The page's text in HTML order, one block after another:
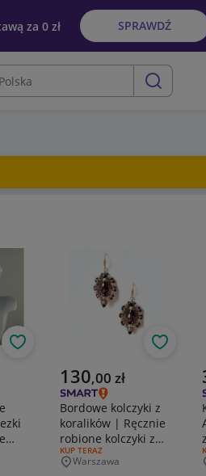
za 0 zł SPRAWDŹ
szukaj
Obserwuj
Aktualna cena
130,00 zł
Bordowe kolczyki z
koralików | Ręcznie
robione kolczyki z
kryształem
RODZAJ OFERTY:
KUP TERAZ
Miejscowość
Warszawa
Obserwuj